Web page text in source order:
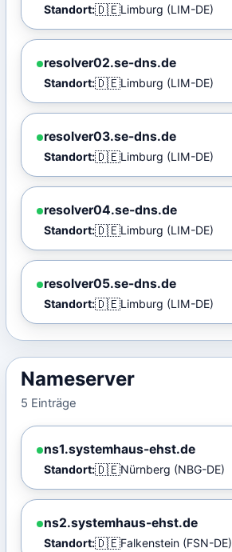
Standort:🇩🇪Limburg (LIM-DE)
resolver02.se-dns.de
Standort:🇩🇪Limburg (LIM-DE)
resolver03.se-dns.de
Standort:🇩🇪Limburg (LIM-DE)
resolver04.se-dns.de
Standort:🇩🇪Limburg (LIM-DE)
resolver05.se-dns.de
Standort:🇩🇪Limburg (LIM-DE)
Nameserver
5 Einträge
ns1.systemhaus-ehst.de
Standort:🇩🇪Nürnberg (NBG-DE)
ns2.systemhaus-ehst.de
Standort:🇩🇪Falkenstein (FSN-DE)